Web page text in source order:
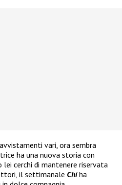
vari, ora sembra
ha una nuova storia con
lei cerchi di mantenere riservata
il settimanale Chiha